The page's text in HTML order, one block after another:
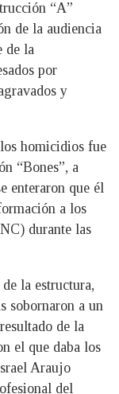
“A”
de la audiencia
de la
por
y
homicidios fue
“Bones”, a
enteraron que él
a los
durante las
la estructura,
sobornaron a un
de la
el que daba los
Araujo
del